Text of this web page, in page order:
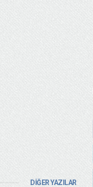
DİĞER YAZILAR